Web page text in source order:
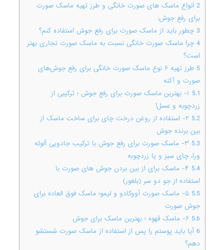
2 انواع ماسک های صورت خانگی و طرز تهیه ماسک صورت
برای رفع جوش:
3 چطور باید از ماسک صورت برای رفع جوش استفاده کنم؟
4 چرا ماسک صورت خانگی نسبت به ماسک‌‌ صورت تجاری بهتر
است؟
5
طرز تهیه ۶ نوع ماسک صورت خانگی برای رفع جوش‌های
صورت و آکنه
5.1 ۱- بهترین ماسک صورت برای رفع جوش ؛ ترکیبی از
زردچوبه و عسل!
5.2
۲- استفاده از روغن درخت چای برای ساخت ماسک از
بین برنده جوش
5.3
۳- ماسک صورت برای رفع جوش با ترکیب جادویی آلوئه
ورا، چای سبز و یا زردچوبه
5.4
۴- ماسک برای از بین بردن جوش های صورت با
استفاده از جو دو سر (بلغور)
5.5
۵- ماسک صورت آووکادو و لیمو؛ ماسک فوق العاده برای
جوش صورت
5.6
6 آیا باید پوستم را پس از استفاده از ماسک صورت شستشو
دهم؟